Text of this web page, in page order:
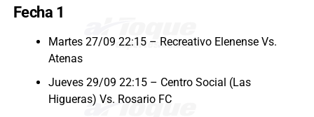
Fecha 1
Martes 27/09 22:15 – Recreativo Elenense Vs.
Atenas
Jueves 29/09 22:15 – Centro Social (Las
Higueras) Vs. Rosario FC